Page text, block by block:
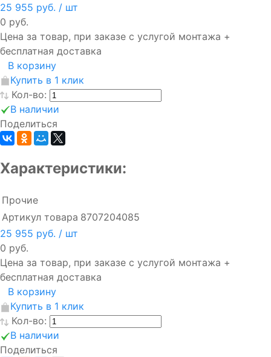
25 955 руб. / шт
0 руб.
Цена за товар, при заказе с услугой монтажа +
бесплатная доставка
В корзину
Купить в 1 клик
Кол-во:
В наличии
Поделиться
Характеристики:
Прочие
Артикул товара 8707204085
25 955 руб. / шт
0 руб.
Цена за товар, при заказе с услугой монтажа +
бесплатная доставка
В корзину
Купить в 1 клик
Кол-во:
В наличии
Поделиться